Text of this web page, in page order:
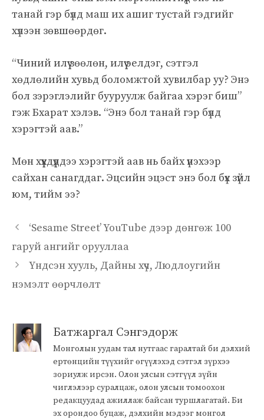
танай гэр бүлд маш их ашиг тустай гэдгийг
хүлээн зөвшөөрдөг.
“Чиний илүү зөөлөн, илүү эелдэг, сэтгэл
хөдлөлийн хувьд боломжтой хувилбар уу? Энэ
бол зэрэглэлийг бууруулж байгаа хэрэг биш”
гэж Бхарат хэлэв. “Энэ бол танай гэр бүлд
хэрэгтэй аав.”
Мөн хүүхдүүддээ хэрэгтэй аав нь байх үнэхээр
сайхан санагддаг. Эцсийн эцэст энэ бол бүх зүйл
юм, тийм ээ?
‘Sesame Street’ YouTube дээр дөнгөж 100
гаруй ангийг орууллаа
Үндсэн хууль, Дайны хүч, Людлоугийн
нэмэлт өөрчлөлт
Батжаргал Сэнгэдорж
Монголын уудам тал нутгаас гаралтай би дэлхий
ертөнцийн түүхийг өгүүлэхэд сэтгэл зүрхээ
зориулж ирсэн. Олон улсын сэтгүүл зүйн
чиглэлээр суралцаж, олон улсын томоохон
редакцуудад ажиллаж байсан туршлагатай. Би
эх орондоо буцаж, дэлхийн мэдээг монгол